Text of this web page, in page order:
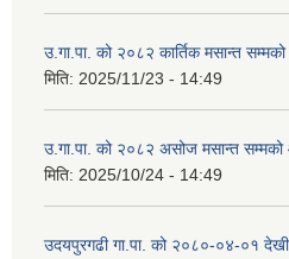
उ.गा.पा. को २०८२ कार्तिक मसान्त
मिति: 2025/11/23 - 14:49
उ.गा.पा. को २०८२ असोज मसान्त सम्मको
मिति: 2025/10/24 - 14:49
उदयपुरगढी गा.पा. को २०८०-०४-०१